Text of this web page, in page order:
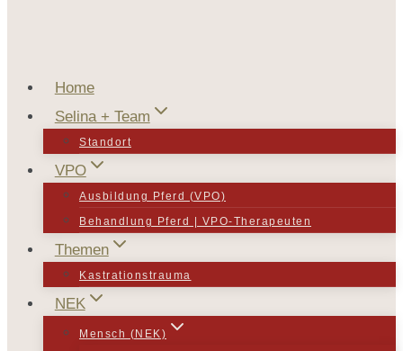
Home
Selina + Team
Standort
VPO
Ausbildung Pferd (VPO)
Behandlung Pferd | VPO-Therapeuten
Themen
Kastrationstrauma
NEK
Mensch (NEK)